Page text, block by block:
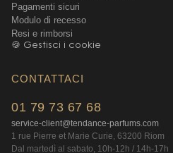
Pagamenti sicuri
Modulo di recesso
Resi e rimborsi
🍪 Gestisci i cookie
CONTATTACI
01 79 73 67 68
service-client@tendance-parfums.com
1 rue Pierre et Marie Curie, 63200 Riom
Dal martedì al sabato, 10h-12h / 14h-17h